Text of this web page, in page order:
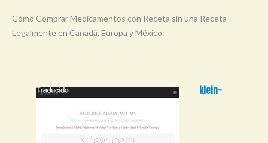
Cómo Comprar Medicamentos con Receta sin una Receta
Legalmente en Canadá, Europa y México.
klein-